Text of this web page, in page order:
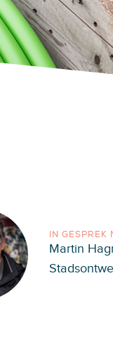
IN GESPREK
Martin